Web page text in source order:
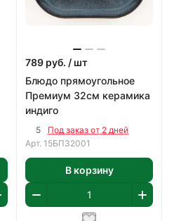
789 руб. / шт
Блюдо прямоугольное
Премиум 32см керамика
индиго
5
Под заказ от 2 дней
Арт. 15БП32001
В корзину